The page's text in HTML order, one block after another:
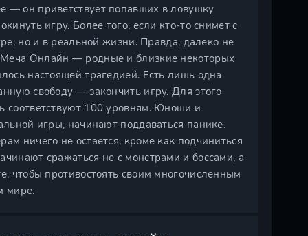
— он приветствует попавших в ловушку
игру. Более того, если кто-то снимет с
но и в реальной жизни. Правда, далеко не
Меча Онлайн — родные и близкие некоторых
настоящей трагедией. Есть лишь одна
свободу — закончить игру. Для этого
соответствуют 100 уровням. Юноши и
игры, начинают поддаваться панике.
ничего не остается, кроме как подчиниться
сражаться не с монстрами и боссами, а
чтобы противостоять своим многочисленным
мире.